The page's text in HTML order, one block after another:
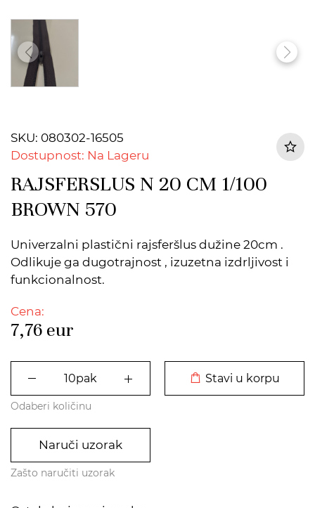
SKU: 080302-16505
Dostupnost: Na Lageru
RAJSFERSLUS N 20 CM 1/100
BROWN 570
Univerzalni plastični rajsferšlus dužine 20cm .
Odlikuje ga dugotrajnost , izuzetna izdrljivost i
funkcionalnost.
Cena:
7,76 eur
Stavi u korpu
Odaberi količinu
Naruči uzorak
Zašto naručiti uzorak